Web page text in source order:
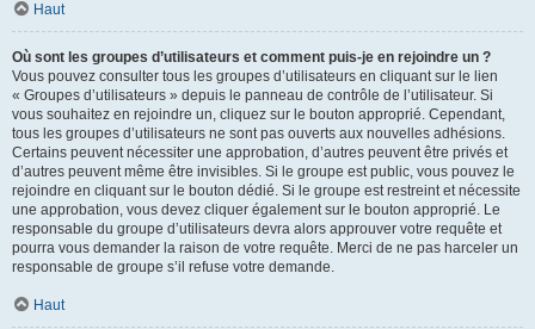
Haut
Où sont les groupes d’utilisateurs et comment puis-je en rejoindre un ?
Vous pouvez consulter tous les groupes d’utilisateurs en cliquant sur le lien
« Groupes d’utilisateurs » depuis le panneau de contrôle de l’utilisateur. Si
vous souhaitez en rejoindre un, cliquez sur le bouton approprié. Cependant,
tous les groupes d’utilisateurs ne sont pas ouverts aux nouvelles adhésions.
Certains peuvent nécessiter une approbation, d’autres peuvent être privés et
d’autres peuvent même être invisibles. Si le groupe est public, vous pouvez le
rejoindre en cliquant sur le bouton dédié. Si le groupe est restreint et nécessite
une approbation, vous devez cliquer également sur le bouton approprié. Le
responsable du groupe d’utilisateurs devra alors approuver votre requête et
pourra vous demander la raison de votre requête. Merci de ne pas harceler un
responsable de groupe s’il refuse votre demande.
Haut